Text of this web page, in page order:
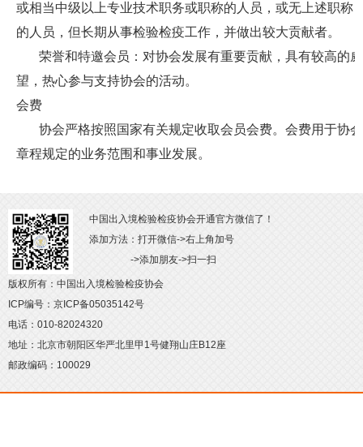
或相当中级以上专业技术职务或职称的人员，或无上述职称
的人员，但长期从事检验检疫工作，并做出较大贡献者。
荣誉和特邀会员：对协会发展有重要贡献，具有较高的威
望，热心参与支持协会的活动。
会费
协会严格按照国家有关规定收取会员会费。会费用于协会
章程规定的业务范围和事业发展。
中国出入境检验检疫协会开通官方微信了！
添加方法：打开微信->右上角加号
->添加朋友->扫一扫
版权所有：中国出入境检验检疫协会
ICP编号：京ICP备05035142号
电话：010-82024320
地址：北京市朝阳区华严北里甲1号健翔山庄B12座
邮政编码：100029